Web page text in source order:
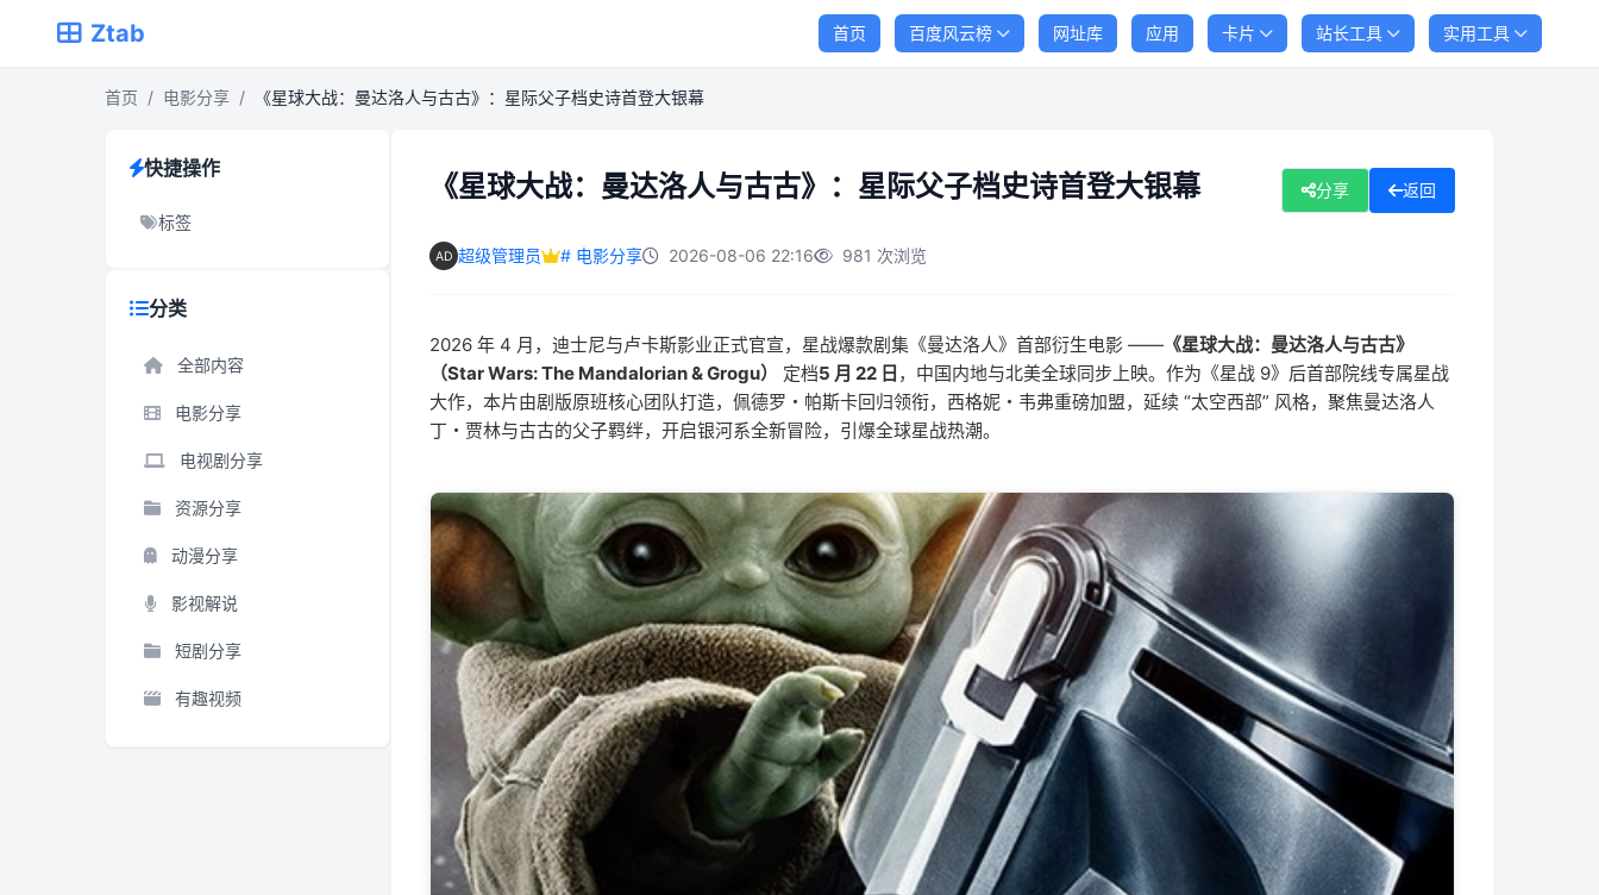
Ztab 首页 百度风云榜 网址库 应用 卡片 站长工具 实用工具
首页 / 电影分享 / 《星球大战：曼达洛人与古古》：星际父子档史诗首登大银幕
快捷操作
标签
分类
全部内容
电影分享
电视剧分享
资源分享
动漫分享
影视解说
短剧分享
有趣视频
《星球大战：曼达洛人与古古》：星际父子档史诗首登大银幕 分享 返回
超级管理员 # 电影分享 2026-08-06 22:16 981 次浏览
2026 年 4 月，迪士尼与卢卡斯影业正式官宣，星战爆款剧集《曼达洛人》首部衍生电影 —— 《星球大战：曼达洛人与古古》
（Star Wars: The Mandalorian & Grogu）
定档5 月 22 日 ，中国内地与北美全球同步上映。作为《星战 9》后首部院线专属星战
大作，本片由剧版原班核心团队打造，佩德罗・帕斯卡回归领衔，西格妮・韦弗重磅加盟，延续 “太空西部” 风格，聚焦曼达洛人
丁・贾林与古古的父子羁绊，开启银河系全新冒险，引爆全球星战热潮。